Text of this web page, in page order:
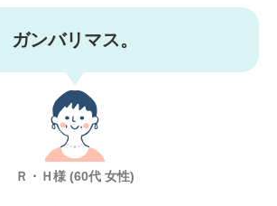
ガンバリマス。
Ｒ・Ｈ様 (60代 女性)